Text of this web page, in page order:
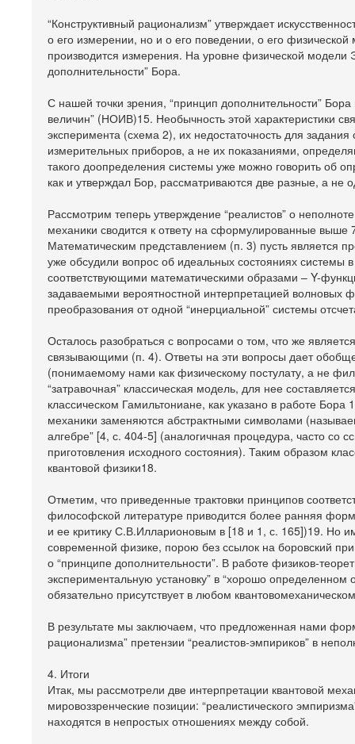
“Конструктивный рационализм” утверждает
о его измерении, но и о его поведении, о его
производится измерения. На уровне физической модели
дополнительности” Бора.
С нашей точки зрения, “принцип дополнительности”
величин” (НОИВ)15. Необычность этой характеристики
эксперимента (схема 2), их недостаточность для
измерительных приборов, а не их показаниями,
такого доопределения системы уже можно говорить об
как и утверждал Бор, рассматриваются две разные, а
Рассмотрим теперь утверждение “реалистов” о
механики сводится к ответу на сформулированные
Математическим представлением (п. 3) пусть
уже обсудили вопрос об идеальных состояниях
соответствующими математическими образами – Y-
задаваемыми вероятностной интерпретацией волновых
преобразования от одной “инерциальной” системы
Осталось разобраться с вопросами о том, что же
связывающими (п. 4). Ответы на эти вопросы дает
(понимаемому нами как физическому постулату, а не
“затравочная” классическая модель, для нее
классическом Гамильтониане, как указано в работе
механики заменяются абстрактными символами
алгебре” [4, с. 404-5] (аналогичная процедура, часто со
приготовления исходного состояния). Таким образом
квантовой физики18.
Отметим, что приведенные трактовки принципов
философской литературе приводится более ранняя
и ее критику С.В.Илларионовым в [18 и 1, с. 165])19. Но
современной физике, порою без ссылок на боровский
о “принципе дополнительности”. В работе физиков-
экспериментальную установку” в “хорошо
обязательно присутствует в любом
В результате мы заключаем, что предложенная нами
рационализма” претензии “реалистов-эмпириков” в
4. Итоги
Итак, мы рассмотрели две интерпретации квантовой
мировоззренческие позиции: “реалистического
находятся в непростых отношениях между собой.